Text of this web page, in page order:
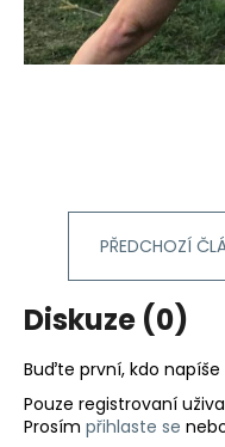
PŘEDCHOZÍ
Diskuze (0)
Buďte první, kdo
Pouze registrovaní
Prosím přihlaste se